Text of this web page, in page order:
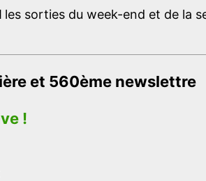
les sorties du week-end et de la
et 560ème newslettre
!